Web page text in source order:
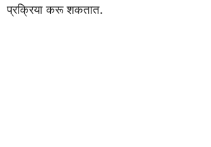
प्रक्रिया करू शकतात.